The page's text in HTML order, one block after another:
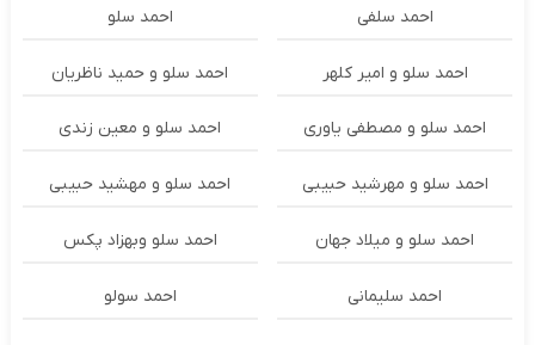
احمد سلفی احمد سلو
احمد سلو و امیر کلهر احمد سلو و حمید ناظریان
احمد سلو و مصطفی یاوری احمد سلو و معین زندی
احمد سلو و مهرشید حبیبی احمد سلو و مهشید حبیبی
احمد سلو و میلاد جهان احمد سلو وبهزاد پکس
احمد سلیمانی احمد سولو